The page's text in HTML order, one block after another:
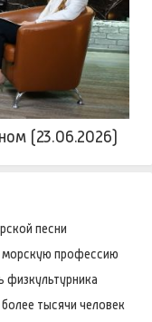
(23.06.2026)
песни
морскую профессию
физкультурника
тысячи человек